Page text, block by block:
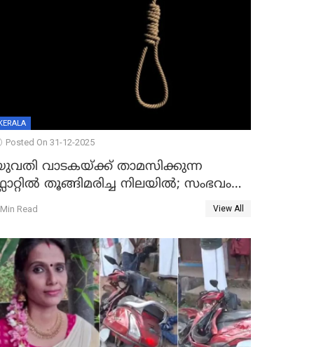
KERALA
Posted On 31-12-2025
വാടകയ്ക്ക് താമസിക്കുന്ന
തൂങ്ങിമരിച്ച നിലയില്‍; സംഭവം
Read View All